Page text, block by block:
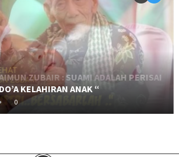
KELAHIRAN ANAK “
0